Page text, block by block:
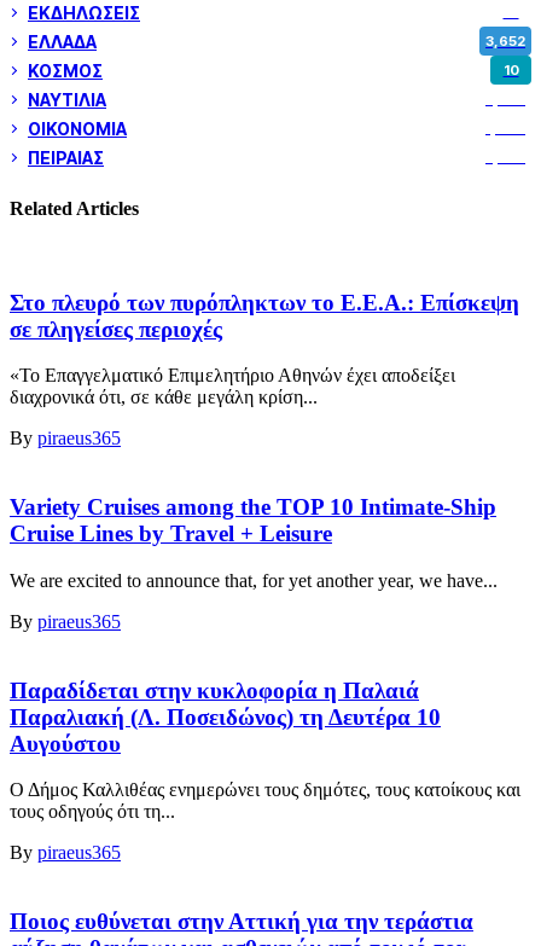
ΕΚΔΗΛΩΣΕΙΣ
ΕΛΛΑΔΑ 3,652
ΚΟΣΜΟΣ 10
ΝΑΥΤΙΛΙΑ
ΟΙΚΟΝΟΜΙΑ
ΠΕΙΡΑΙΑΣ
Related Articles
Στο πλευρό των πυρόπληκτων το Ε.Ε.Α.: Επίσκεψη
σε πληγείσες περιοχές
«Το Επαγγελματικό Επιμελητήριο Αθηνών έχει αποδείξει
διαχρονικά ότι, σε κάθε μεγάλη κρίση...
By piraeus365
Variety Cruises among the TOP 10 Intimate-Ship
Cruise Lines by Travel + Leisure
We are excited to announce that, for yet another year, we have...
By piraeus365
Παραδίδεται στην κυκλοφορία η Παλαιά
Παραλιακή (Λ. Ποσειδώνος) τη Δευτέρα 10
Αυγούστου
Ο Δήμος Καλλιθέας ενημερώνει τους δημότες, τους κατοίκους και
τους οδηγούς ότι τη...
By piraeus365
Ποιος ευθύνεται στην Αττική για την τεράστια